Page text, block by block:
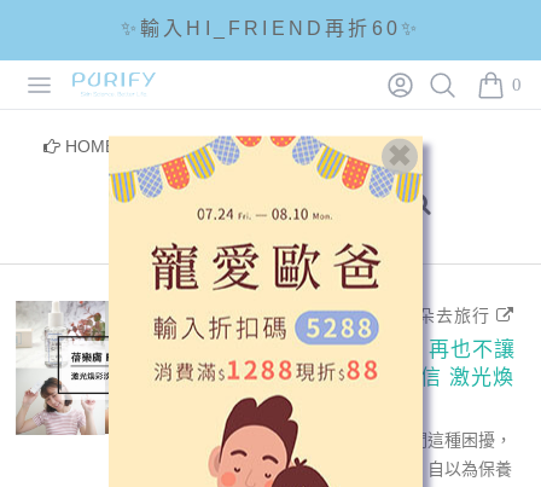
Open menu
PURIFY LoginSearch 0
items
✨輸入HI_FRIEND再折60✨
☘輸入折扣碼 5288滿1288現折88☘
🌟全館滿1200免運🌟
HOME 部落客分享/激光煥彩淡斑精華
2019-05-09 - 跟著貓耳朵去旅行
【蓓樂膚 PURIFY 】再也不讓
油光痘疤剝奪你的自信 激光煥
彩淡斑精華
身為油肌朋友們就會懂我們這種困擾，
明明沒幹麻卻長一堆痘痘，自以為保養